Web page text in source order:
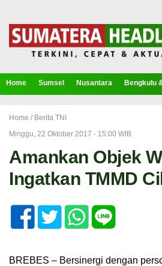
Home Sumsel Nusantara Bengkulu
Home / Berita TNI
Minggu, 22 Oktober 2017 - 15:00 WIB
Amankan Objek
Ingatkan TMMD
BREBES – Bersinergi dengan